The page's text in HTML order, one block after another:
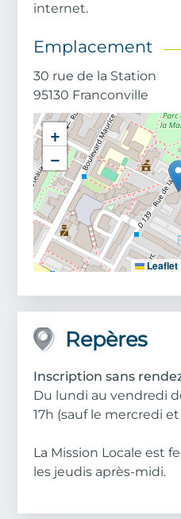
internet.
Emplacement
Adresse
30 rue de la Station
Code postal
95130
Ville
Franconville
+
−
Leaflet
Repères
Inscription sans
Du lundi au vendredi
17h (sauf le mercredi
La Mission Locale est
les jeudis après-midi.